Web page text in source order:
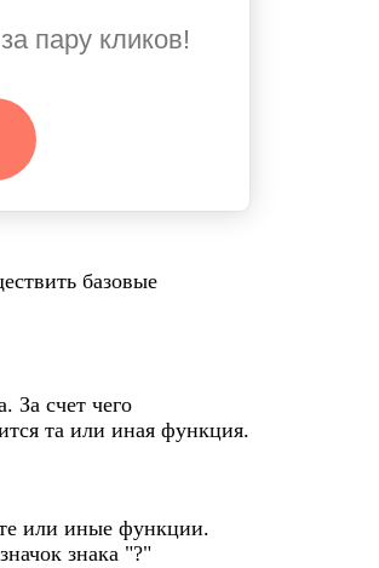
пару кликов!
базовые
За счет чего
та или иная функция.
или иные функции.
знака "?"